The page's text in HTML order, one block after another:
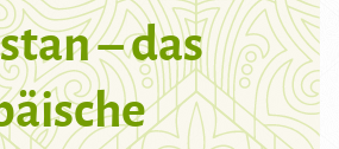
– das